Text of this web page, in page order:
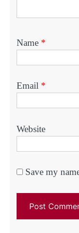
Name *
Email *
Website
Save my